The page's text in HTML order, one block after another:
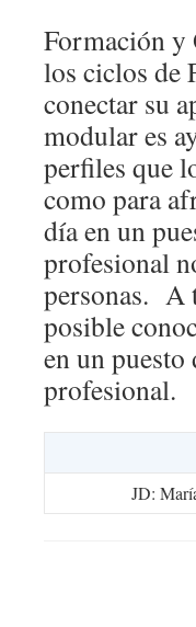
Formación y
los ciclos de
conectar su
modular es
perfiles que
como para
día en un
profesional
personas. A
posible
en un
profesional.
JD: